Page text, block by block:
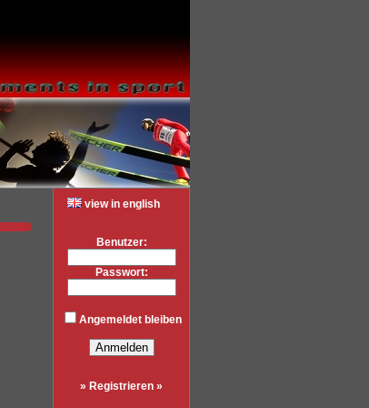
view in english
Benutzer:
Passwort:
Angemeldet bleiben
» Registrieren »